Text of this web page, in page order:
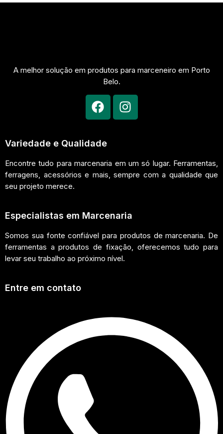
A melhor solução em produtos para marceneiro em Porto
Belo.
Variedade e Qualidade
Encontre tudo para marcenaria em um só lugar. Ferramentas,
ferragens, acessórios e mais, sempre com a qualidade que
seu projeto merece.
Especialistas em Marcenaria
Somos sua fonte confiável para produtos de marcenaria. De
ferramentas a produtos de fixação, oferecemos tudo para
levar seu trabalho ao próximo nível.
Entre em contato